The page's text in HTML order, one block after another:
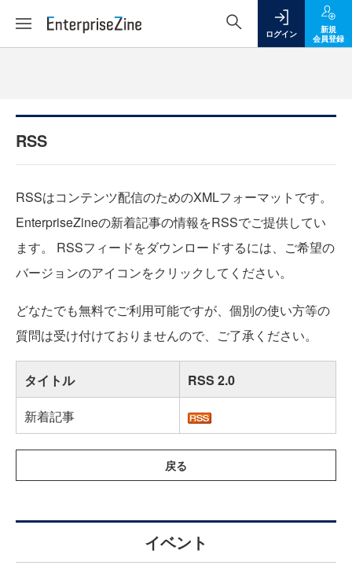
ログイン
新規
会員登録
RSS
RSSはコンテンツ配信のためのXMLフォーマットです。
EnterpriseZineの新着記事の情報をRSSでご提供してい
ます。 RSSフィードをダウンロードするには、ご希望の
バージョンのアイコンをクリックしてください。
どなたでも無料でご利用可能ですが、個別の使い方等の
質問は受け付けておりませんので、ご了承ください。
タイトル
RSS 2.0
新着記事
イベント